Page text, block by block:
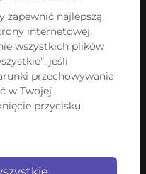
Kontrahentów)
zapewnić najlepszą
internetowej.
wszystkich plików
jeśli
przechowywania
w Twojej
przycisku